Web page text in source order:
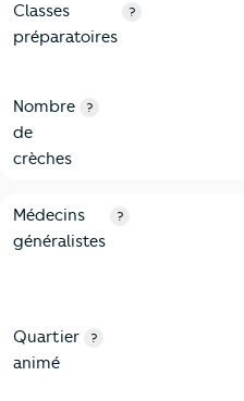
Classes
préparatoires
?
Nombre
de
crèches
?
5-Commerces
Critères Danestal
Médecins
généralistes
?
Quartier
animé
?